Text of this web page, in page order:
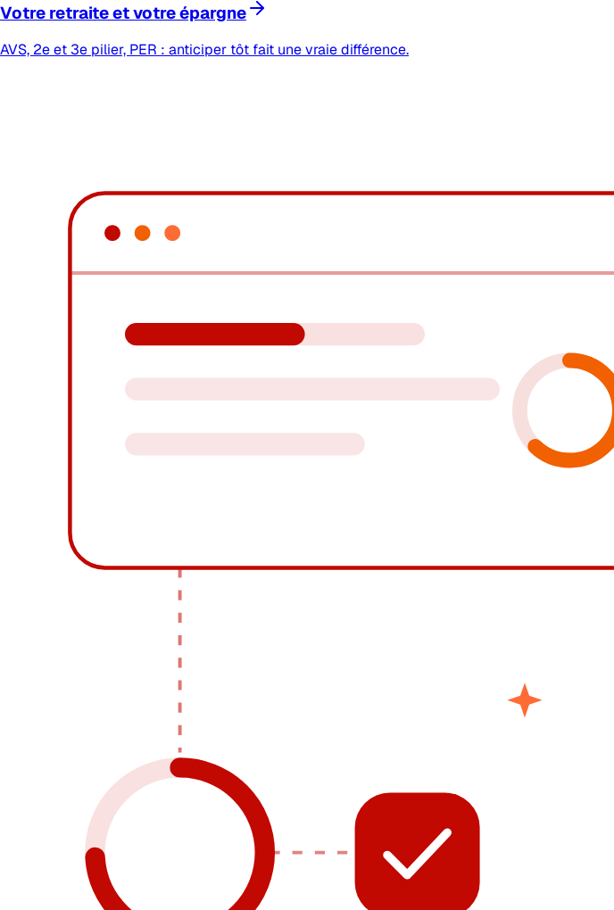
Votre retraite et votre épargne
AVS, 2e et 3e pilier, PER : anticiper tôt fait une vraie différence.